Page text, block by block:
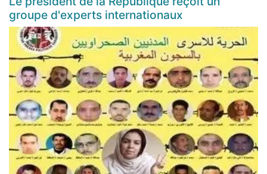
groupe d'experts internationaux